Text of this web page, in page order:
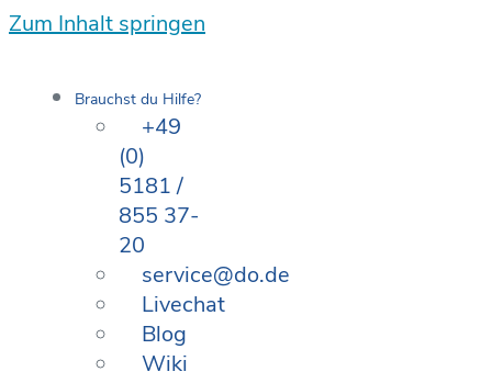
Zum Inhalt springen
Brauchst du Hilfe?
+49
(0)
5181 /
855 37-
20
service@do.de
Livechat
Blog
Wiki